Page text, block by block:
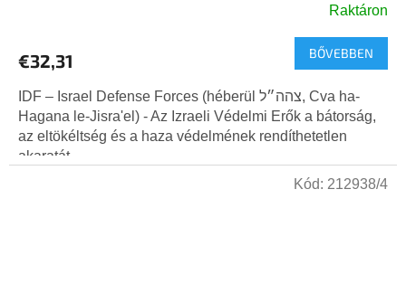
Raktáron
€32,31 BŐVEBBEN
IDF – Israel Defense Forces (héberül צהה״ל, Cva ha-
Hagana le-Jisra'el) - Az Izraeli Védelmi Erők a bátorság,
az eltökéltség és a haza védelmének rendíthetetlen
akaratát...
Kód: 212938/4